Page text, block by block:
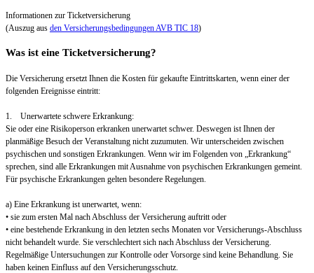
Informationen zur Ticketversicherung
(Auszug aus den Versicherungsbedingungen AVB TIC 18)
Was ist eine Ticketversicherung?
Die Versicherung ersetzt Ihnen die Kosten für gekaufte Eintrittskarten, wenn einer der
folgenden Ereignisse eintritt:
1. Unerwartete schwere Erkrankung:
Sie oder eine Risikoperson erkranken unerwartet schwer. Deswegen ist Ihnen der
planmäßige Besuch der Veranstaltung nicht zuzumuten. Wir unterscheiden zwischen
psychischen und sonstigen Erkrankungen. Wenn wir im Folgenden von „Erkrankung“
sprechen, sind alle Erkrankungen mit Ausnahme von psychischen Erkrankungen gemeint.
Für psychische Erkrankungen gelten besondere Regelungen.
a) Eine Erkrankung ist unerwartet, wenn:
• sie zum ersten Mal nach Abschluss der Versicherung auftritt oder
• eine bestehende Erkrankung in den letzten sechs Monaten vor Versicherungs-Abschluss
nicht behandelt wurde. Sie verschlechtert sich nach Abschluss der Versicherung.
Regelmäßige Untersuchungen zur Kontrolle oder Vorsorge sind keine Behandlung. Sie
haben keinen Einfluss auf den Versicherungsschutz.